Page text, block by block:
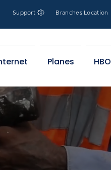
Support Branches Location
Planes HBO